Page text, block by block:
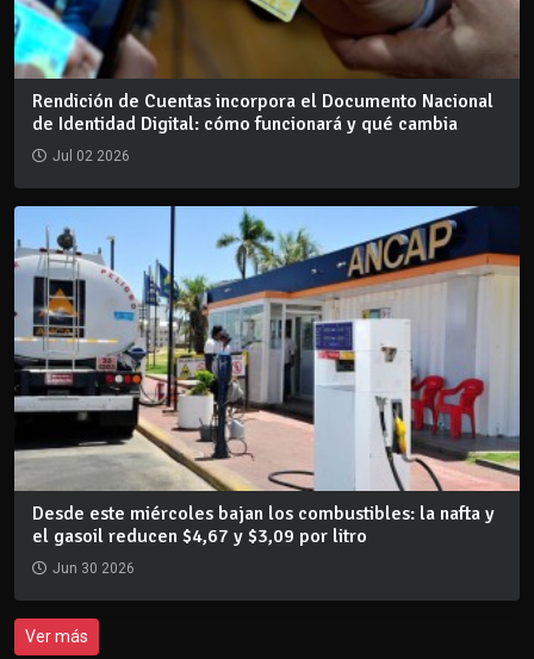
Rendición de Cuentas incorpora el Documento Nacional
de Identidad Digital: cómo funcionará y qué cambia
Jul 02 2026
Desde este miércoles bajan los combustibles: la nafta y
el gasoil reducen $4,67 y $3,09 por litro
Jun 30 2026
Ver más